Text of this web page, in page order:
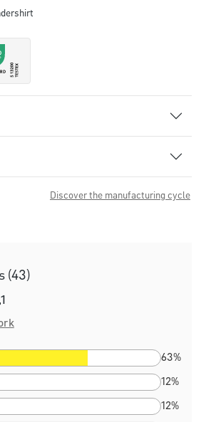
Discover the manufacturing cycle
(43)
of 5 stars
63%
12%
12%